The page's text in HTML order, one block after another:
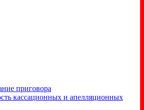
приговора
кассационных и апелляционных